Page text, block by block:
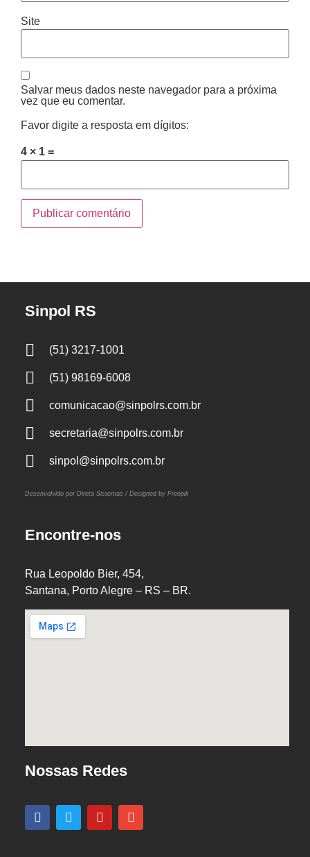
Site
Salvar meus dados neste navegador para a próxima
vez que eu comentar.
Favor digite a resposta em dígitos:
4 × 1 =
Sinpol RS
(51) 3217-1001
(51) 98169-6008
comunicacao@sinpolrs.com.br
secretaria@sinpolrs.com.br
sinpol@sinpolrs.com.br
Desenvolvido por Direta Sistemas / Designed by Freepik
Encontre-nos
Rua Leopoldo Bier, 454,
Santana, Porto Alegre – RS – BR.
Nossas Redes